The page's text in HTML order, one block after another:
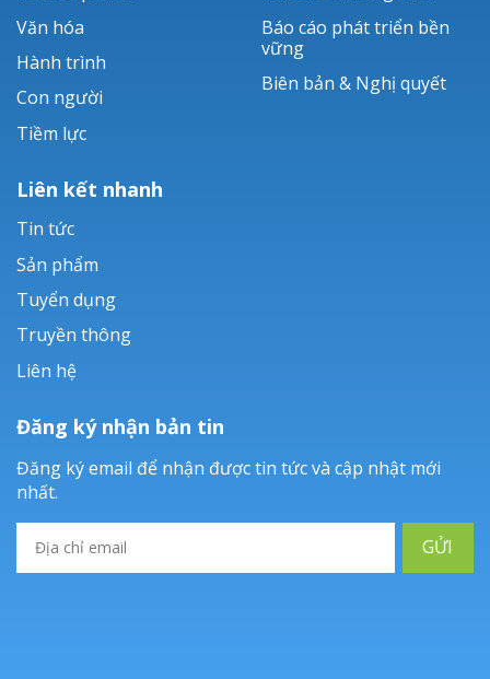
Văn hóa
Hành trình
Con người
Tiềm lực
Báo cáo phát triển bền
vững
Biên bản & Nghị quyết
Liên kết nhanh
Tin tức
Sản phẩm
Tuyển dụng
Truyền thông
Liên hệ
Đăng ký nhận bản tin
Đăng ký email để nhận được tin tức và cập nhật mới
nhất.
GỬI